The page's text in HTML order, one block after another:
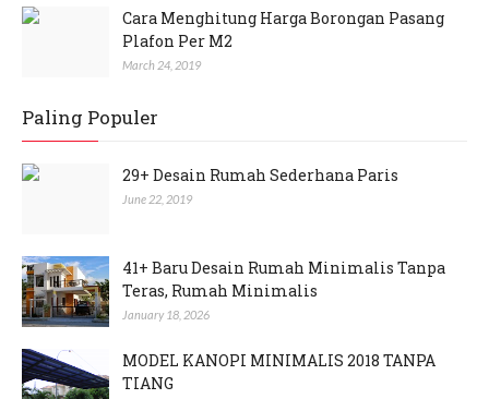
Cara Menghitung Harga Borongan Pasang
Plafon Per M2
March 24, 2019
Paling Populer
29+ Desain Rumah Sederhana Paris
June 22, 2019
41+ Baru Desain Rumah Minimalis Tanpa
Teras, Rumah Minimalis
January 18, 2026
MODEL KANOPI MINIMALIS 2018 TANPA
TIANG